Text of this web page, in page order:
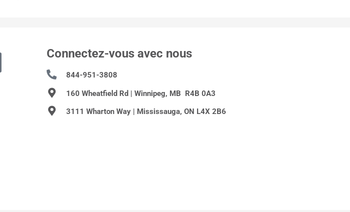
Connectez-vous avec nous
844-951-3808
160 Wheatfield Rd | Winnipeg, MB R4B 0A3
3111 Wharton Way | Mississauga, ON L4X 2B6